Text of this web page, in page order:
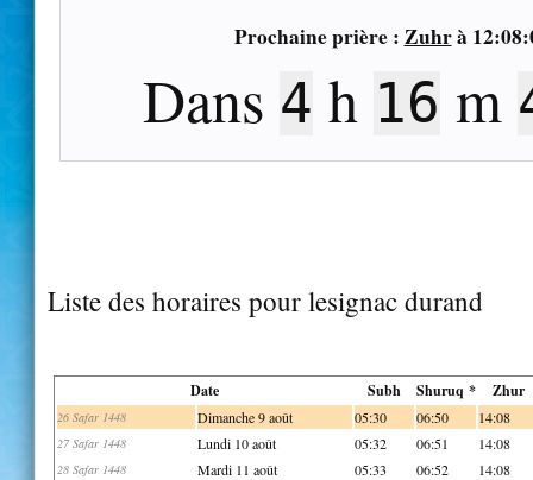
Prochaine prière : Zuhrà
Dans 4 h 16 m
Liste des horaires pour lesignac durand
Date Subh Shuruq * Zhur
26 Safar 1448 Dimanche 9 août 05:30 06:50 14:08
27 Safar 1448 Lundi 10 août 05:32 06:51 14:08
28 Safar 1448 Mardi 11 août 05:33 06:52 14:08